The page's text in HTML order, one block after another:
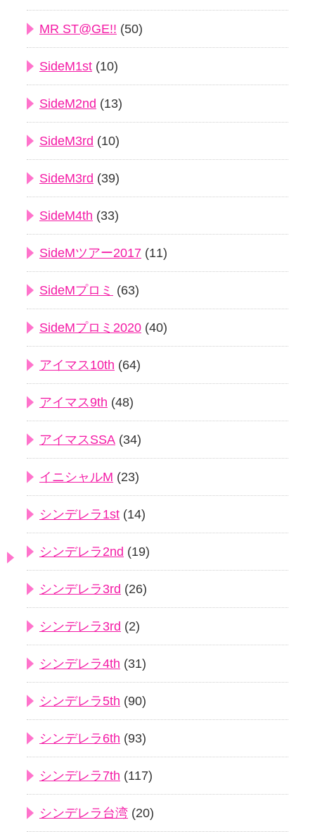
MR ST@GE!! (50)
SideM1st (10)
SideM2nd (13)
SideM3rd (10)
SideM3rd (39)
SideM4th (33)
SideMツアー2017 (11)
SideMプロミ (63)
SideMプロミ2020 (40)
アイマス10th (64)
アイマス9th (48)
アイマスSSA (34)
イニシャルM (23)
シンデレラ1st (14)
シンデレラ2nd (19)
シンデレラ3rd (26)
シンデレラ3rd (2)
シンデレラ4th (31)
シンデレラ5th (90)
シンデレラ6th (93)
シンデレラ7th (117)
シンデレラ台湾 (20)